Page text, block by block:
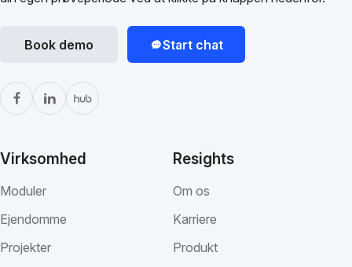
Book demo Start chat
Virksomhed
Moduler
Ejendomme
Projekter
Resights
Om os
Karriere
Produkt